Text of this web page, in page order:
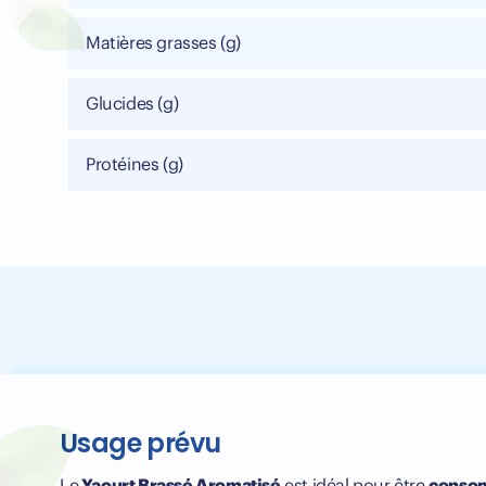
Matières grasses (g)
Glucides (g)
Protéines (g)
Usage prévu